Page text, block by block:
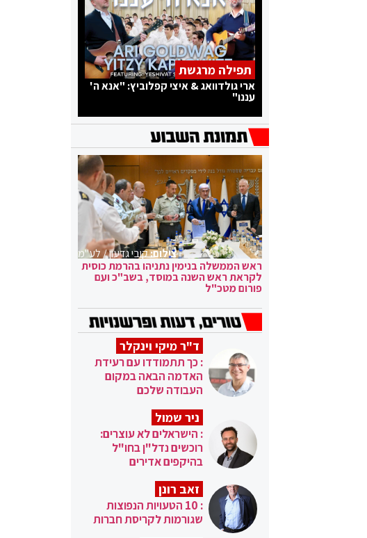
תפילה מרגשת
ארי גולדוואג & איצי קפלוביץ: "אנא ה'
עננו"
צילום:קובי גדעון / לע"מ
ראש הממשלה בנימין נתניהו בהרמת כוסית
לקראת ראש השנה במוסד, בשב"כ ועם
פורום מטכ"ל
ד"ר מיקי וינקלר
: כך תתמודדו עם רעידת
האדמה הבאה במקום
העבודה שלכם
ניר שמול
: הישראלים לא עוצרים:
רוכשים נדל"ן בחו"ל
בהיקפים אדירים
זאב רונן
: 10 הטעויות הנפוצות
שגורמות לקריסת חברות